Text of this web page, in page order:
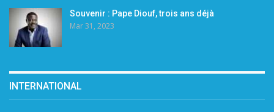
Souvenir : Pape Diouf, trois ans déjà
Mar 31, 2023
INTERNATIONAL